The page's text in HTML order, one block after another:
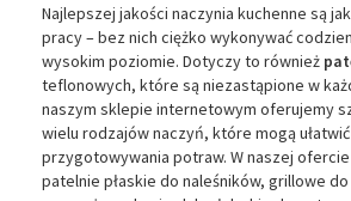
Najlepszej jakości naczynia kuchenne są
pracy – bez nich ciężko wykonywać
wysokim poziomie. Dotyczy to również
teflonowych, które są niezastąpione w
naszym sklepie internetowym oferujemy
wielu rodzajów naczyń, które mogą
przygotowywania potraw. W naszej ofercie
patelnie płaskie do naleśników, grillowe